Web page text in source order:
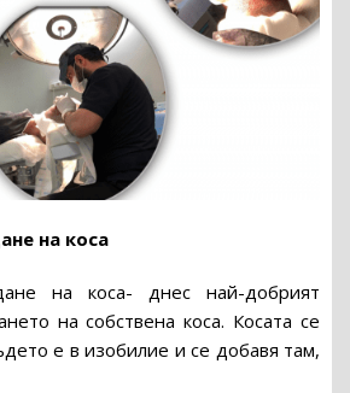
на коса
на коса- днес най-добрият
на собствена коса. Косата се
е в изобилие и се добавя там,